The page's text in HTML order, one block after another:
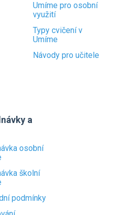
Umíme pro osobní
využití
Typy cvičení v
Umíme
Návody pro učitele
a
osobní
školní
podmínky